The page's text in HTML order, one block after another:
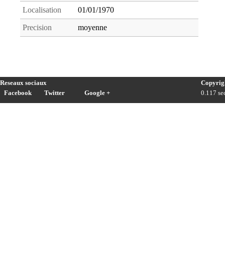
Localisation 01/01/1970
Precision moyenne
Reseaux sociaux
Facebook
Twitter Google +
0.117